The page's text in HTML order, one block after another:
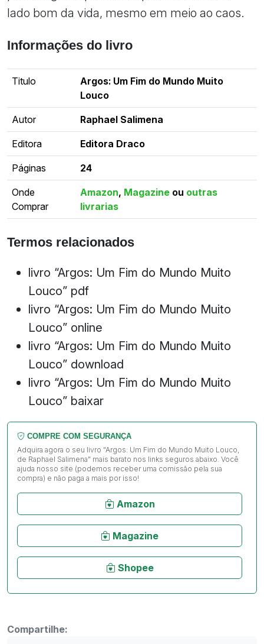
lado bom da vida, mesmo em meio ao caos.
Informações do livro
Titulo
Argos: Um Fim do Mundo Muito
Louco
Autor Raphael Salimena
Editora Editora Draco
Páginas 24
Onde
Comprar
Amazon, Magazine ou outras
livrarias
Termos relacionados
livro “Argos: Um Fim do Mundo Muito
Louco” pdf
livro “Argos: Um Fim do Mundo Muito
Louco” online
livro “Argos: Um Fim do Mundo Muito
Louco” download
livro “Argos: Um Fim do Mundo Muito
Louco” baixar
COMPRE COM SEGURANÇA
Adquira agora o seu livro "Argos: Um Fim do Mundo Muito Louco,
de Raphael Salimena" mais barato nos links seguros abaixo. Você
ajuda nosso site (podemos receber uma comissão pela sua
compra) e não paga a mais por isso!
Amazon
Magazine
Shopee
Compartilhe: